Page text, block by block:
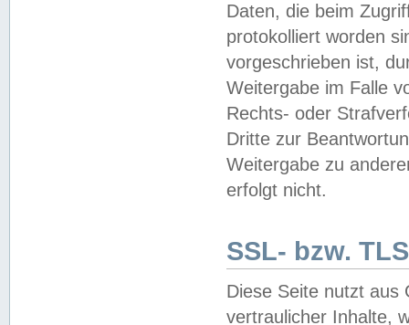
Daten, die beim
protokolliert worden
vorgeschrieben ist,
Weitergabe im Falle
Rechts- oder
Dritte zur
Weitergabe zu
erfolgt nicht.
SSL- bzw.
Diese Seite nutzt aus
vertraulicher Inhalte,